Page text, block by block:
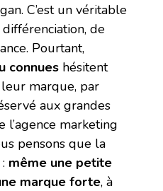
C’est un véritable
de
Pourtant,
connues hésitent
marque, par
aux grandes
l’agence marketing
pensons que la
même une petite
marque forte, à